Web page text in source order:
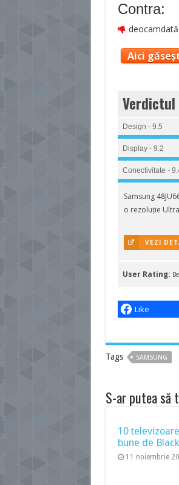
Contra:
Aici
Verdictul
Design - 9.5
Display - 9.2
Conectivitate -
Samsung
o rezoluție
VEZI
User Rating:
Like
Tags SAMSUNG
S-ar putea să
10
bune de
11 noiembrie